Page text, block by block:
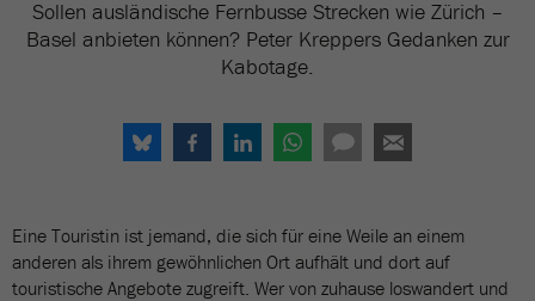
Sollen ausländische Fernbusse Strecken wie Zürich –
Basel anbieten können? Peter Kreppers Gedanken zur
Kabotage.
Eine Touristin ist jemand, die sich für eine Weile an einem
anderen als ihrem gewöhnlichen Ort aufhält und dort auf
touristische Angebote zugreift. Wer von zuhause loswandert und